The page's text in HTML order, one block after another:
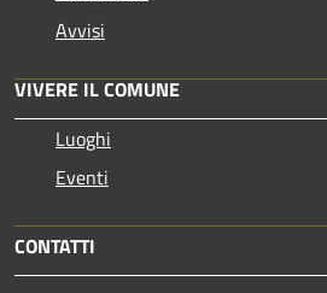
Avvisi
VIVERE IL COMUNE
Luoghi
Eventi
CONTATTI